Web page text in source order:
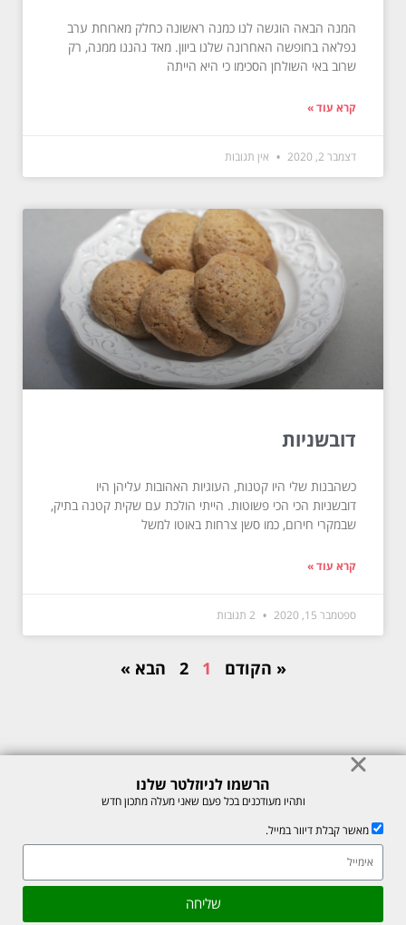
המנה הבאה הוגשה לנו כמנה ראשונה כחלק מארוחת ערב
נפלאה בחופשה האחרונה שלנו ביוון. מאד נהננו ממנה, רק
שרוב באי השולחן הסכימו כי היא הייתה
קרא עוד »
דצמבר 2, 2020 אין תגובות
דובשניות
כשהבנות שלי היו קטנות, העוגיות האהובות עליהן היו
דובשניות הכי הכי פשוטות. הייתי הולכת עם שקית קטנה בתיק,
שבמקרי חירום, כמו סשן צרחות באוטו למשל
קרא עוד »
ספטמבר 15, 2020
« הקודם 1
2 הבא »
© כל הזכויות לתוכן באתר שמורות למיכל רוזנבך 2026. אין להעתיק או לשכפל
אתר זה מוגן על ידי reCAPTCHA של חברת Google, לצפייה ב-
גלילה
הרשמו לניוזלטר שלנו
ותהיו מעודכנים בכל פעם שאני מעלה מתכון חדש
מאשר קבלת דיוור במייל.
שליחה